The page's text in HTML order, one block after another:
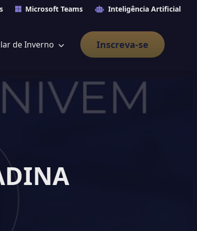
Microsoft Teams Inteligência Artificial
de Inverno Inscreva-se